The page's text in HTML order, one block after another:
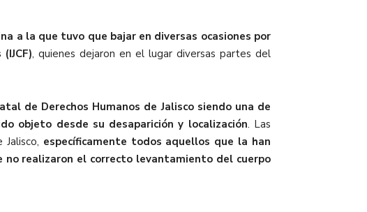
a la que tuvo que bajar en diversas ocasiones por
, quienes dejaron en el lugar diversas partes del
de Derechos Humanos de Jalisco siendo una de
objeto desde su desaparición y localización. Las
específicamente todos aquellos que la han
no realizaron el correcto levantamiento del cuerpo